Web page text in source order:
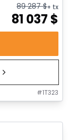
89 287$+ tx
81 037 $
#1T323